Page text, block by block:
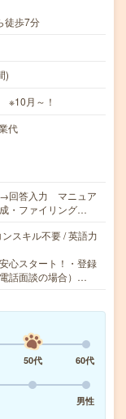
徒歩7分
)
※10月～！
代
→回答入力 マニュア
・ファイリング…
スキル不要 / 英語力
心スタート！・登録
話面談の場合）…
50代
60代
男性